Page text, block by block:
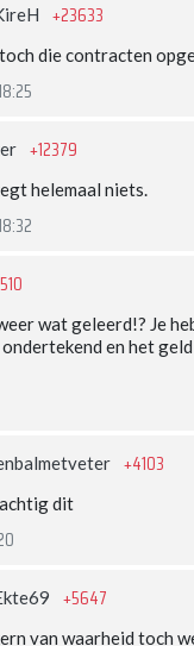
+23633
die contracten
+12379
helemaal niets.
wat geleerd!? Je
en het
+4103
dit
+5647
van waarheid toch